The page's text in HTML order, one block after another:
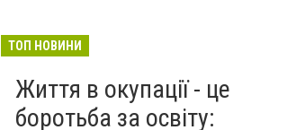
ТОП НОВИНИ
Життя в окупації - це
боротьба за освіту: